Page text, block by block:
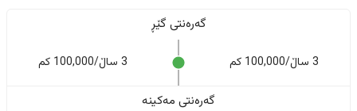
گەرەنتی گێڕ
3 ساڵ/100,000 کم 3 ساڵ/100,000 کم
گەرەنتی مەکینە